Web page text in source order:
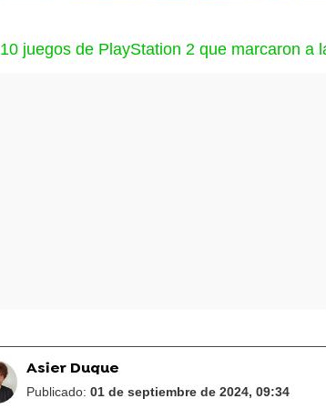
10 juegos de PlayStation 2 que marcaron a
Asier Duque
Publicado: 01 de septiembre de 2024, 09:34